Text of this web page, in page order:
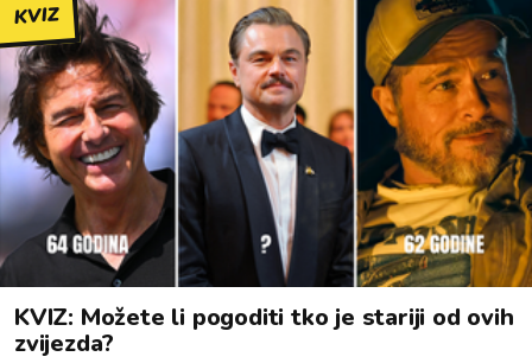
KVIZ
KVIZ: Možete li pogoditi tko je stariji od ovih
zvijezda?